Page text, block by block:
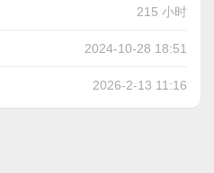
215 小时
2024-10-28 18:51
2026-2-13 11:16